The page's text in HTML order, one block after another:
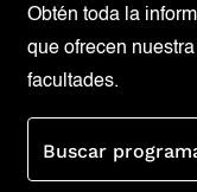
Obtén toda la
que ofrecen
facultades.
Buscar